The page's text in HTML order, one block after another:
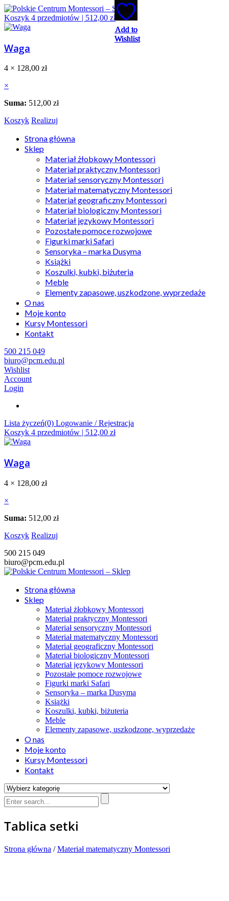
Koszyk 4 przedmiotów | 512,00 zł
Waga
4 × 128,00 zł
×
Suma: 512,00 zł
Koszyk Realizuj
Strona główna
Sklep
Materiał żłobkowy Montessori
Materiał praktyczny Montessori
Materiał sensoryczny Montessori
Materiał matematyczny Montessori
Materiał geograficzny Montessori
Materiał biologiczny Montessori
Materiał językowy Montessori
Pozostałe pomoce rozwojowe
Figurki marki Safari
Sensoryka – marka Dusyma
Książki
Koszulki, kubki, biżuteria
Meble
Elementy zapasowe, uszkodzone, wyprzedaże
O nas
Moje konto
Kursy Montessori
Kontakt
500 215 049
biuro@pcm.edu.pl
Wishlist
Account
Login
Lista życzeń(0) Logowanie / Rejestracja
Koszyk 4 przedmiotów | 512,00 zł
Waga
4 × 128,00 zł
×
Suma: 512,00 zł
Koszyk Realizuj
500 215 049
biuro@pcm.edu.pl
Strona główna
Sklep
Materiał żłobkowy Montessori
Materiał praktyczny Montessori
Materiał sensoryczny Montessori
Materiał matematyczny Montessori
Materiał geograficzny Montessori
Materiał biologiczny Montessori
Materiał językowy Montessori
Pozostałe pomoce rozwojowe
Figurki marki Safari
Sensoryka – marka Dusyma
Książki
Koszulki, kubki, biżuteria
Meble
Elementy zapasowe, uszkodzone, wyprzedaże
O nas
Moje konto
Kursy Montessori
Kontakt
Tablica setki
Strona główna /Materiał matematyczny Montessori
Add to
Wishlist
Add to
Wishlist
Add to
Wishlist
Add to
Wishlist
Add to
Wishlist